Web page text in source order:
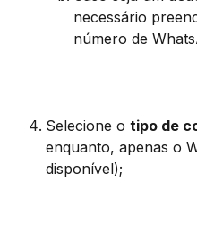
necessário
número de
Selecione o tipo de
enquanto, apenas o
disponível);